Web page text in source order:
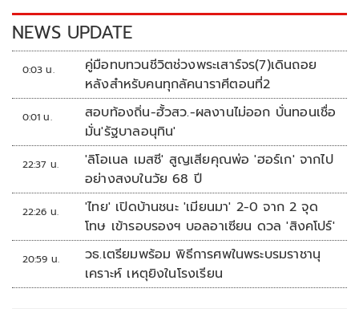
k k
NEWS UPDATE
0:03 น.
คู่มือทบทวนชีวิตช่วงพระเสาร์จร(7)เดินถอย
หลังสำหรับคนทุกลัคนาราศีตอนที่2
0:01 น.
สอบท้องถิ่น-ฮั้วสว.-ผลงานไม่ออก บั่นทอนเชื่อ
มั่น'รัฐบาลอนุทิน'
22:37 น.
'ลิโอเนล เมสซี' สูญเสียคุณพ่อ 'ฮอร์เก' จากไป
อย่างสงบในวัย 68 ปี
22:26 น.
'ไทย' เปิดบ้านชนะ 'เมียนมา' 2-0 จาก 2 จุด
โทษ เข้ารอบรองฯ บอลอาเซียน ดวล 'สิงคโปร์'
20:59 น.
วธ.เตรียมพร้อม พิธีการศพในพระบรมราชานุ
เคราะห์ เหตุยิงในโรงเรียน